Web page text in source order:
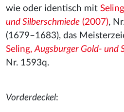
wie oder identisch mit
und Silberschmiede (2007),
(1679–1683), das
Seling,Augsburger Gold- und
Nr. 1593q.
Vorderdeckel: